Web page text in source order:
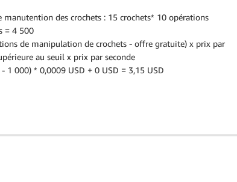
manutention des crochets : 15 crochets* 10 opérations
= 4 500
de manipulation de crochets - offre gratuite) x prix par
au seuil x prix par seconde
1 000) * 0,0009 USD + 0 USD = 3,15 USD